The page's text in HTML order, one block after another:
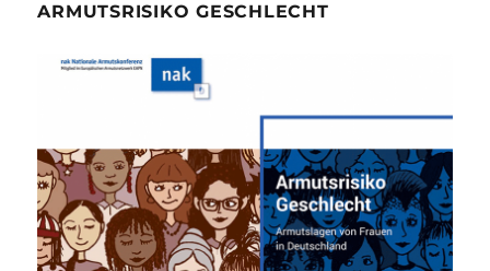
ARMUTSRISIKO GESCHLECHT